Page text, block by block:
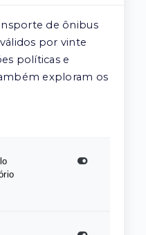
de ônibus
por vinte
políticas e
exploram os